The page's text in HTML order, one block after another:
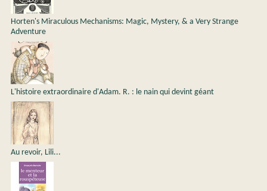
Horten's Miraculous Mechanisms: Magic, Mystery, & a Very Strange
Adventure
L'histoire extraordinaire d'Adam. R. : le nain qui devint géant
Au revoir, Lili...